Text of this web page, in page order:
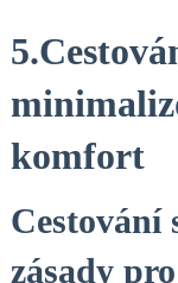
komfort
zásady